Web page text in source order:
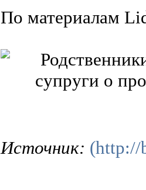
По материалам
Источник: (http://